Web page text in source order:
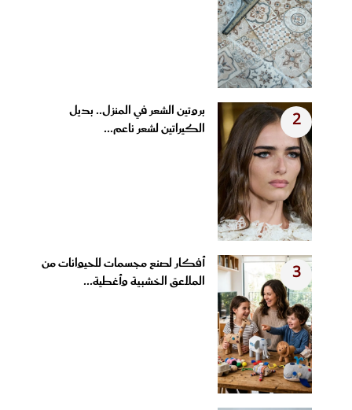
2
بروتين الشعر في المنزل.. بديل
الكيراتين لشعر ناعم...
3
أفكار لصنع مجسمات للحيوانات من
الملاعق الخشبية وأغطية...